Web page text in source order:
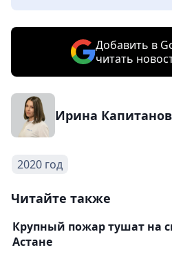
Добавить в
читать
Ирина
2020 год
Читайте также
Крупный пожар тушат на
Астане